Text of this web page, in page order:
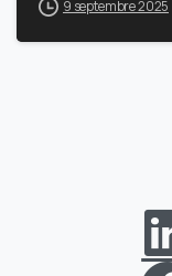
9 septembre 2025